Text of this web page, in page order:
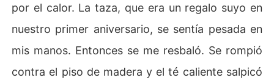
por el calor. La taza, que era un regalo suyo en
nuestro primer aniversario, se sentía pesada en
mis manos. Entonces se me resbaló. Se rompió
contra el piso de madera y el té caliente salpicó